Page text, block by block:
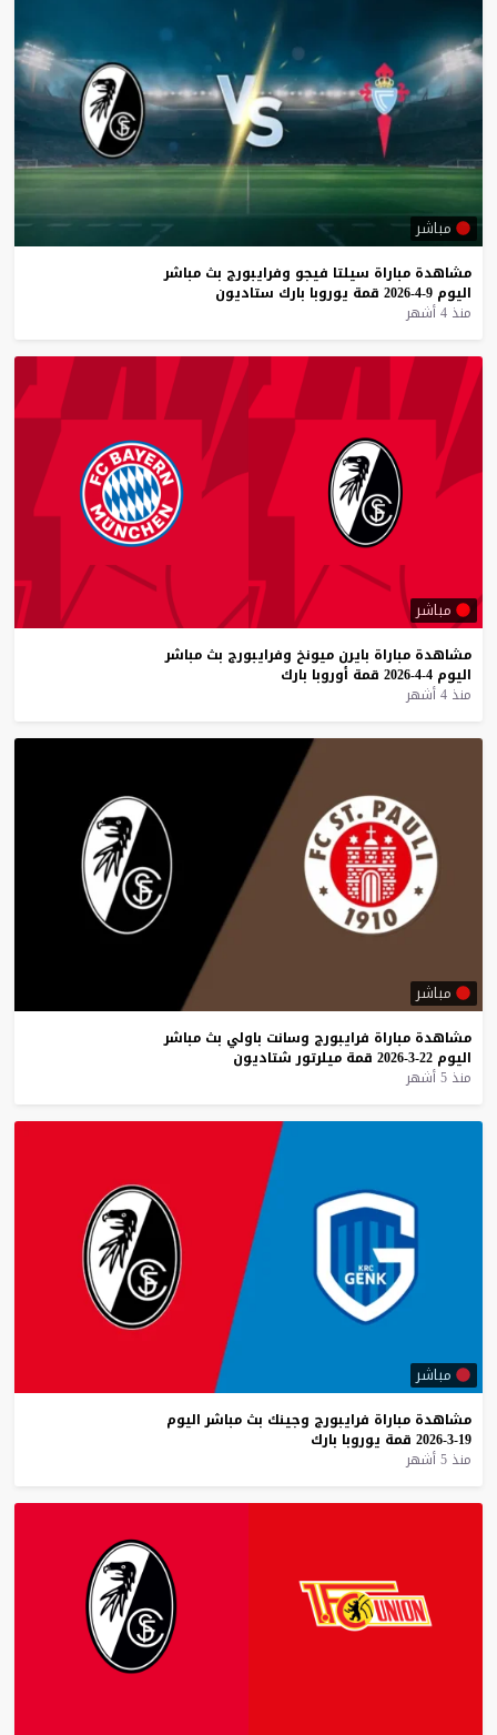
مباشر
مشاهدة مباراة سيلتا فيجو وفرايبورج بث مباشر
اليوم 9-4-2026 قمة يوروبا بارك ستاديون
منذ 4 أشهر
مباشر
مشاهدة مباراة بايرن ميونخ وفرايبورج بث مباشر
اليوم 4-4-2026 قمة أوروبا بارك
منذ 4 أشهر
مباشر
مشاهدة مباراة فرايبورج وسانت باولي بث مباشر
اليوم 22-3-2026 قمة ميلرتور شتاديون
منذ 5 أشهر
مباشر
مشاهدة مباراة فرايبورج وجينك بث مباشر اليوم
19-3-2026
قمة يوروبا بارك
منذ 5 أشهر